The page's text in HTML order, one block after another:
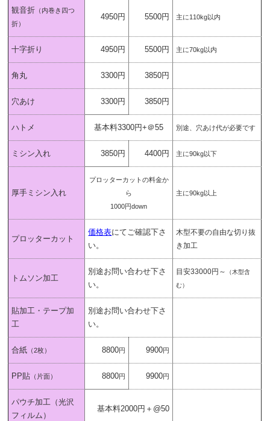
観音折 （内巻き四つ
折）
4950円 5500円 主に110kg以内
十字折り 4950円 5500円 主に70kg以内
角丸 3300円 3850円
穴あけ 3300円 3850円
ハトメ 基本料3300円+＠55 別途、穴あけ代が必要です
ミシン入れ 3850円 4400円 主に90kg以下
厚手ミシン入れ
プロッターカットの料金か
ら
1000円down
主に90kg以上
プロッターカット
価格表にてご確認下さ
い。
木型不要の自由な切り抜
き加工
トムソン加工
別途お問い合わせ下さ
い。
目安33000円～
（木型含
む）
貼加工・テープ加
工
別途お問い合わせ下さ
い。
合紙 （2枚） 8800円 9900円
PP貼 （片面） 8800円 9900円
パウチ加工（光沢
フィルム）
基本料2000円＋@50